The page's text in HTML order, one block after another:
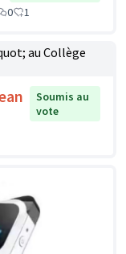
0 1
Soumis au
vote